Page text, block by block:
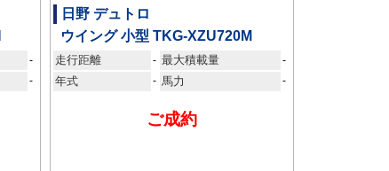
-
-
日野 デュトロ
ウイング 小型 TKG-XZU720M
走行距離 - 最大積載量 -
年式 - 馬力 -
ご成約